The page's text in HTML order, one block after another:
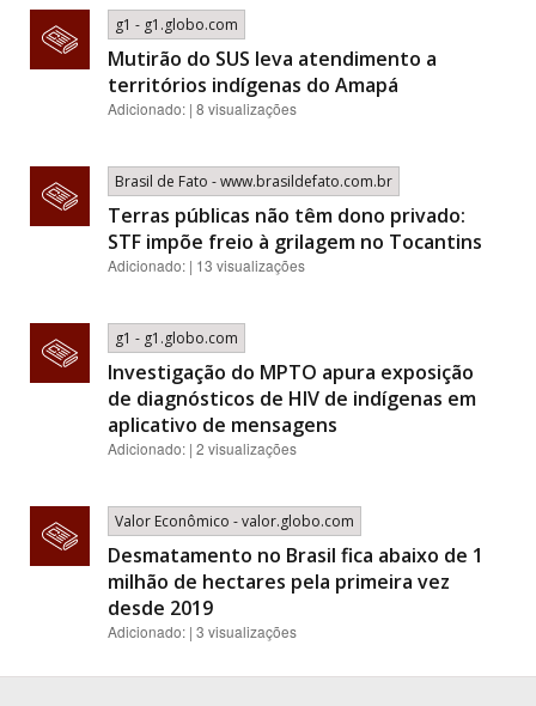
g1 - g1.globo.com
Mutirão do SUS leva atendimento a
territórios indígenas do Amapá
Adicionado: | 8 visualizações
Brasil de Fato - www.brasildefato.com.br
Terras públicas não têm dono privado:
STF impõe freio à grilagem no Tocantins
Adicionado: | 13 visualizações
g1 - g1.globo.com
Investigação do MPTO apura exposição
de diagnósticos de HIV de indígenas em
aplicativo de mensagens
Adicionado: | 2 visualizações
Valor Econômico - valor.globo.com
Desmatamento no Brasil fica abaixo de 1
milhão de hectares pela primeira vez
desde 2019
Adicionado: | 3 visualizações